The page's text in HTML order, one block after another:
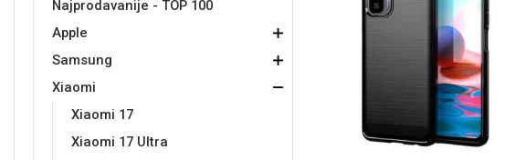
Najprodavanije - TOP 100
Apple
Samsung
Xiaomi
Xiaomi 17
Xiaomi 17 Ultra